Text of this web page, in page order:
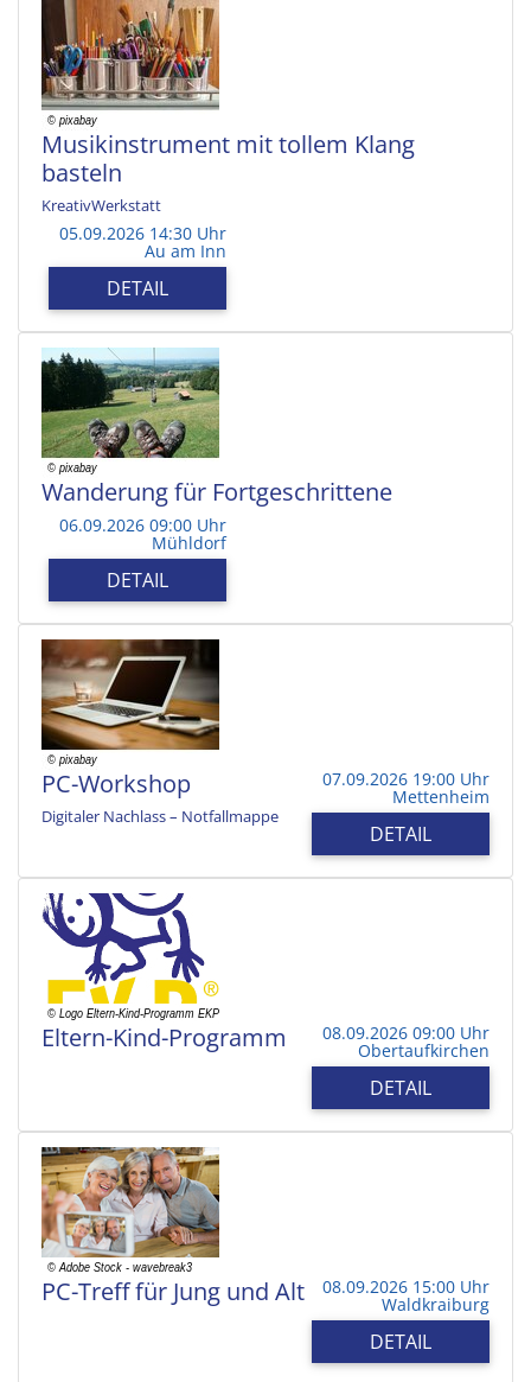
Musikinstrument mit tollem Klang
basteln
KreativWerkstatt
05.09.2026 14:30 Uhr
Au am Inn
DETAIL
Wanderung für Fortgeschrittene
06.09.2026 09:00 Uhr
Mühldorf
DETAIL
PC-Workshop
Digitaler Nachlass – Notfallmappe
07.09.2026 19:00 Uhr
Mettenheim
DETAIL
Eltern-Kind-Programm 08.09.2026 09:00 Uhr
Obertaufkirchen
DETAIL
PC-Treff für Jung und Alt 08.09.2026 15:00 Uhr
Waldkraiburg
DETAIL